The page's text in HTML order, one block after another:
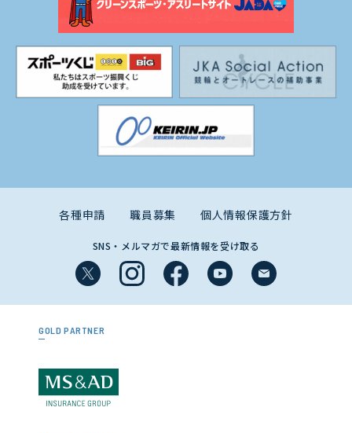
各種申請 職員募集 個人情報保護方針
SNS・メルマガで最新情報を受け取る
GOLD PARTNER